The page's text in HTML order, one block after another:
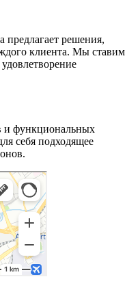
решения,
клиента. Мы ставим
и функциональных
себя подходящее